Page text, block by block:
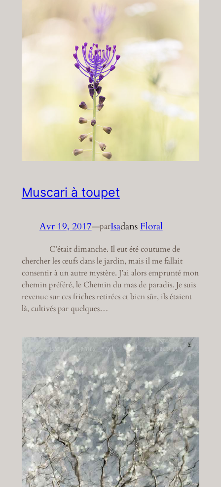
Muscari à toupet
Avr 19, 2017—parIsadans Floral
C’était dimanche. Il eut été coutume de
chercher les œufs dans le jardin, mais il me fallait
consentir à un autre mystère. J’ai alors emprunté mon
chemin préféré, le Chemin du mas de paradis. Je suis
revenue sur ces friches retirées et bien sûr, ils étaient
là, cultivés par quelques…